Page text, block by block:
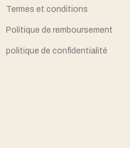
Termes et conditions
Politique de remboursement
politique de confidentialité